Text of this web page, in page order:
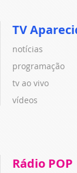
TV
notícias
programação
tv ao vivo
vídeos
Rádio POP